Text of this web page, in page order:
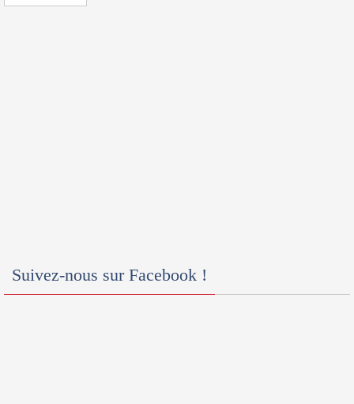
Suivez-nous sur Facebook !